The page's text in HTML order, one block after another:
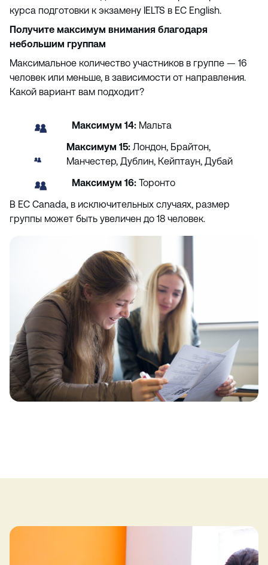
курса подготовки к экзамену IELTS в EC English.
Получите максимум внимания благодаря
небольшим группам
Максимальное количество участников в группе — 16
человек или меньше, в зависимости от направления.
Какой вариант вам подходит?
Максимум 14: Мальта
Максимум 15: Лондон, Брайтон,
Манчестер, Дублин, Кейптаун, Дубай
Максимум 16: Торонто
В EC Canada, в исключительных случаях, размер
группы может быть увеличен до 18 человек.